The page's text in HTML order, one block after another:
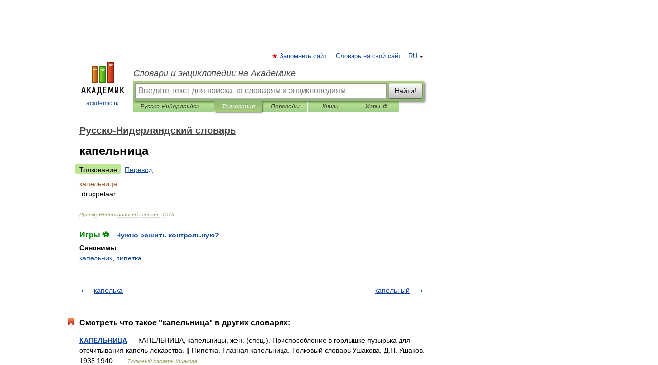
academic.ru
RU
Запомнить сайт Словарь на свой сайт
Словари и энциклопедии на Академике
Найти!
Русско-Нидерландский словарь Толкования Переводы Книги Игры ⚽
Русско-Нидерландский словарь
капельница
Толкование
Перевод
капельница
druppelaar
Русско-Нидерландский словарь 2013
Игры ⚽
Нужно решить контрольную?
Синонимы:
капельник пипетка
капелька капельный
Смотреть что такое "капельница" в других словарях:
КАПЕЛЬНИЦА — КАПЕЛЬНИЦА, капельницы, жен. (спец.). Приспособление в горлышке пузырька для
отсчитывания капель лекарства. || Пипетка. Глазная капельница. Толковый словарь Ушакова. Д.Н. Ушаков.
1935 1940 …
Толковый словарь Ушакова